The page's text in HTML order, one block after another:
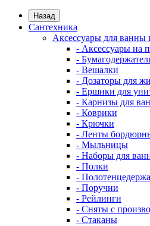
Назад
Сантехника
Аксессуары для ванны
- Аксессуары на
-
- Вешалки
- Дозаторы для
- Ершики для
- Карнизы для
- Коврики
- Крючки
- Ленты
- Мыльницы
- Наборы для
- Полки
-
- Поручни
- Рейлинги
- Сняты с
- Стаканы